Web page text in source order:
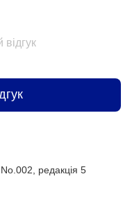
No.002, редакція 5